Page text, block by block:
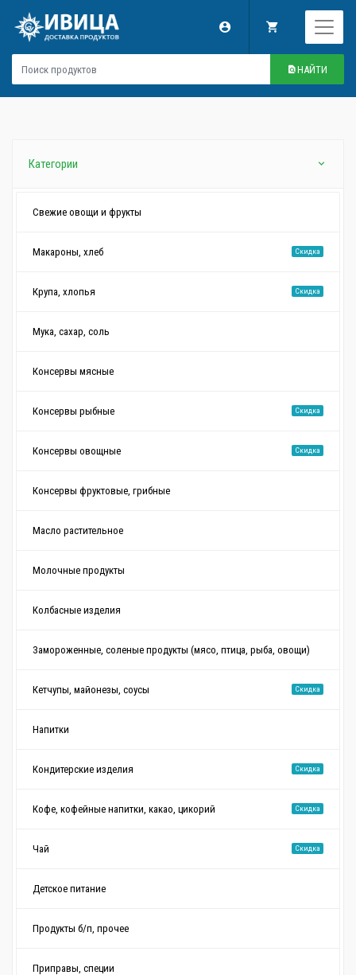
НАЙТИ
Категории
Свежие овощи и фрукты
Макароны, хлеб Скидка
Крупа, хлопья Скидка
Мука, сахар, соль
Консервы мясные
Консервы рыбные Скидка
Консервы овощные Скидка
Консервы фруктовые, грибные
Масло растительное
Молочные продукты
Колбасные изделия
Замороженные, соленые продукты (мясо, птица, рыба, овощи)
Кетчупы, майонезы, соусы Скидка
Напитки
Кондитерские изделия Скидка
Кофе, кофейные напитки, какао, цикорий Скидка
Чай Скидка
Детское питание
Продукты б/п, прочее
Приправы, специи